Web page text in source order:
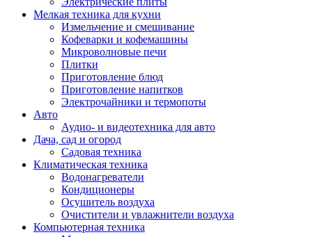
Мелкая техника для кухни
Измельчение и смешивание
Кофеварки и кофемашины
Микроволновые печи
Плитки
Приготовление блюд
Приготовление напитков
Электрочайники и термопоты
Авто
Аудио- и видеотехника для авто
Дача, сад и огород
Садовая техника
Климатическая техника
Водонагреватели
Кондиционеры
Осушитель воздуха
Очистители и увлажнители воздуха
Компьютерная техника